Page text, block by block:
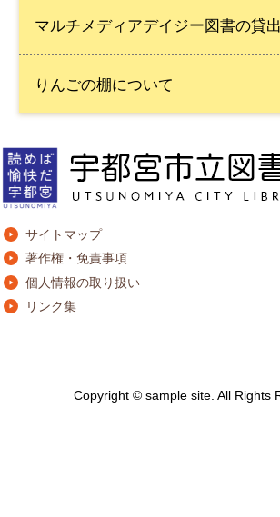
マルチメディアデイジー図書の貸
りんごの棚について
サイトマップ
著作権・免責事項
個人情報の取り扱い
リンク集
Copyright © sample site. All Rights